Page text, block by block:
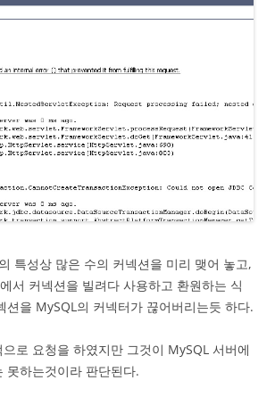
특성상 많은 수의 커넥션을 미리 맺어 놓고,
서 커넥션을 빌려다 사용하고 환원하는 식
션을 MySQL의 커넥터가 끊어버리는듯 하다.
로 요청을 하였지만 그것이 MySQL 서버에
못하는것이라 판단된다.